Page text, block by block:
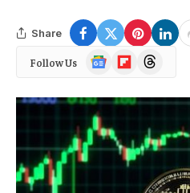
Share
Follow Us
Google
News
FlipboardThreads